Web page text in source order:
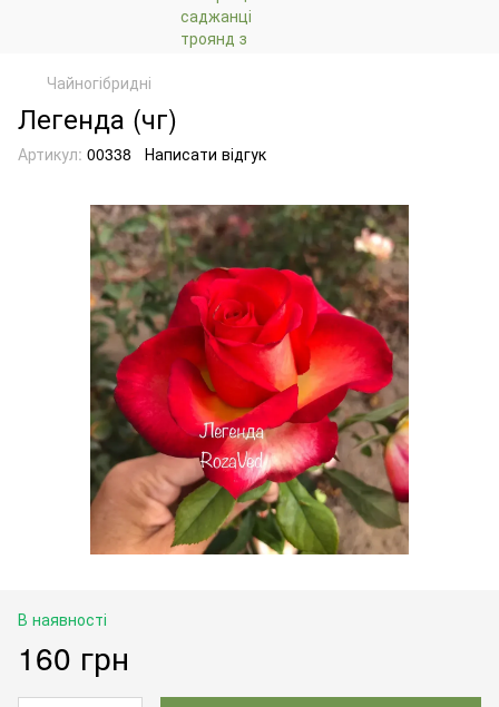
Чайногібридні
Легенда (чг)
Артикул: 00338 Написати відгук
В наявності
160 грн